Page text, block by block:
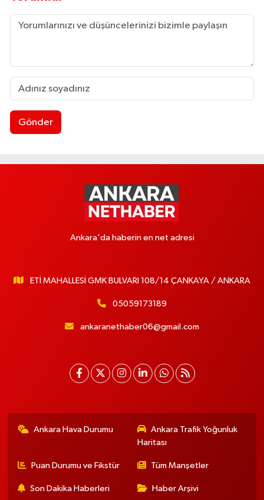
Gönder
Ankara'da haberin en net adresi
ETİ MAHALLESİ GMK BULVARI 108/14 ÇANKAYA / ANKARA
05059173189
ankaranethaber06@gmail.com
Ankara Hava Durumu
Ankara Trafik Yoğunluk
Haritası
Puan Durumu ve Fikstür Tüm Manşetler
Son Dakika Haberleri Haber Arşivi